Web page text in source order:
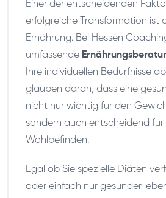
Einer der entscheidenden
erfolgreiche Transformation ist
Ernährung. Bei Hessen
umfassende
Ihre individuellen Bedürfnisse
glauben daran, dass eine
nicht nur wichtig für den
sondern auch entscheidend für
Wohlbefinden.
Egal ob Sie spezielle Diäten
oder einfach nur gesünder